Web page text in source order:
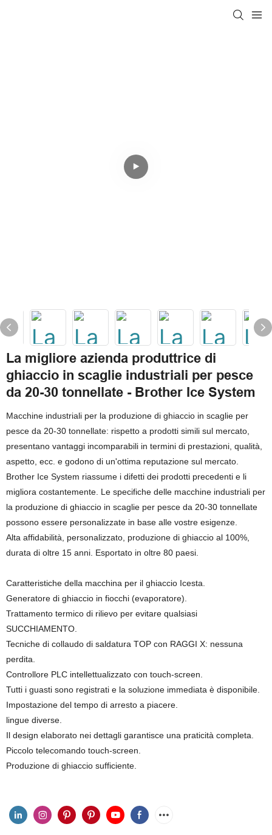
La migliore azienda produttrice di
ghiaccio in scaglie industriali per pesce
da 20-30 tonnellate - Brother Ice System
Macchine industriali per la produzione di ghiaccio in scaglie per
pesce da 20-30 tonnellate: rispetto a prodotti simili sul mercato,
presentano vantaggi incomparabili in termini di prestazioni, qualità,
aspetto, ecc. e godono di un'ottima reputazione sul mercato.
Brother Ice System riassume i difetti dei prodotti precedenti e li
migliora costantemente. Le specifiche delle macchine industriali per
la produzione di ghiaccio in scaglie per pesce da 20-30 tonnellate
possono essere personalizzate in base alle vostre esigenze.
Alta affidabilità, personalizzato, produzione di ghiaccio al 100%,
durata di oltre 15 anni. Esportato in oltre 80 paesi.
Caratteristiche della macchina per il ghiaccio Icesta.
Generatore di ghiaccio in fiocchi (evaporatore).
Trattamento termico di rilievo per evitare qualsiasi
SUCCHIAMENTO.
Tecniche di collaudo di saldatura TOP con RAGGI X: nessuna
perdita.
Controllore PLC intellettualizzato con touch-screen.
Tutti i guasti sono registrati e la soluzione immediata è disponibile.
Impostazione del tempo di arresto a piacere.
lingue diverse.
Il design elaborato nei dettagli garantisce una praticità completa.
Piccolo telecomando touch-screen.
Produzione di ghiaccio sufficiente.